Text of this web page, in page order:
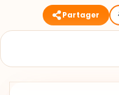
Partager